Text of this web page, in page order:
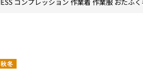
コンプレッション 作業着 作業服 おたふ